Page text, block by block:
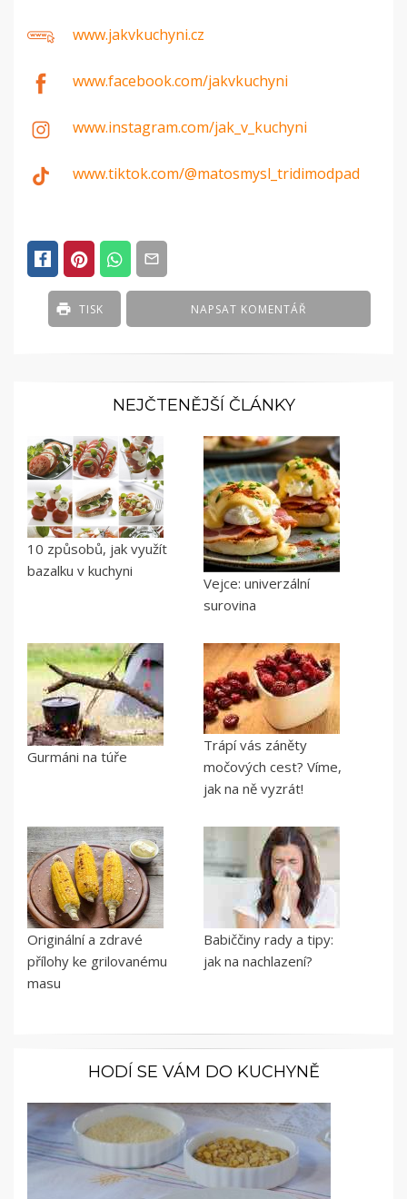
www.jakvkuchyni.cz
www.facebook.com/jakvkuchyni
www.instagram.com/jak_v_kuchyni
www.tiktok.com/@matosmysl_tridimodpad
NAPSAT KOMENTÁŘ
TISK
NEJČTENĚJŠÍ ČLÁNKY
10 způsobů, jak využít
bazalku v kuchyni
Vejce: univerzální
surovina
Gurmáni na túře
Trápí vás záněty
močových cest? Víme,
jak na ně vyzrát!
Originální a zdravé
přílohy ke grilovanému
masu
Babiččiny rady a tipy:
jak na nachlazení?
HODÍ SE VÁM DO KUCHYNĚ